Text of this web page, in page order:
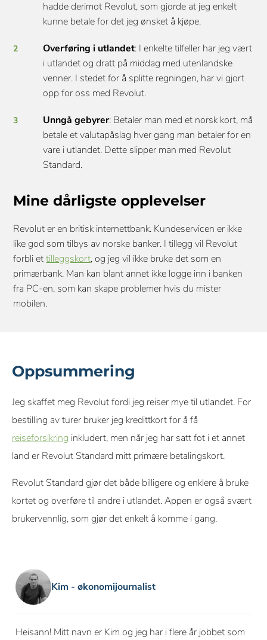
hadde derimot Revolut, som gjorde at jeg enkelt
kunne betale for det jeg ønsket å kjøpe.
Overføring i utlandet: I enkelte tilfeller har jeg vært
i utlandet og dratt på middag med utenlandske
venner. I stedet for å splitte regningen, har vi gjort
opp for oss med Revolut.
Unngå gebyrer: Betaler man med et norsk kort, må
betale et valutapåslag hver gang man betaler for en
vare i utlandet. Dette slipper man med Revolut
Standard.
Mine dårligste opplevelser
Revolut er en britisk internettbank. Kundeservicen er ikke
like god som tilbys av norske banker. I tillegg vil Revolut
forbli ettilleggskort, og jeg vil ikke bruke det som en
primærbank. Man kan blant annet ikke logge inn i banken
fra PC-en, som kan skape problemer hvis du mister
mobilen.
Oppsummering
Jeg skaffet meg Revolut fordi jeg reiser mye til utlandet. For
bestilling av turer bruker jeg kredittkort for å få
reiseforsikring inkludert, men når jeg har satt fot i et annet
land er Revolut Standard mitt primære betalingskort.
Revolut Standard gjør det både billigere og enklere å bruke
kortet og overføre til andre i utlandet. Appen er også svært
brukervennlig, som gjør det enkelt å komme i gang.
Kim - økonomijournalist
Heisann! Mitt navn er Kim og jeg har i flere år jobbet som